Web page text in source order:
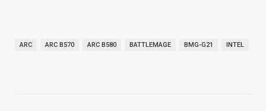
ARC ARC B570 ARC B580 BATTLEMAGE BMG-G21 INTEL